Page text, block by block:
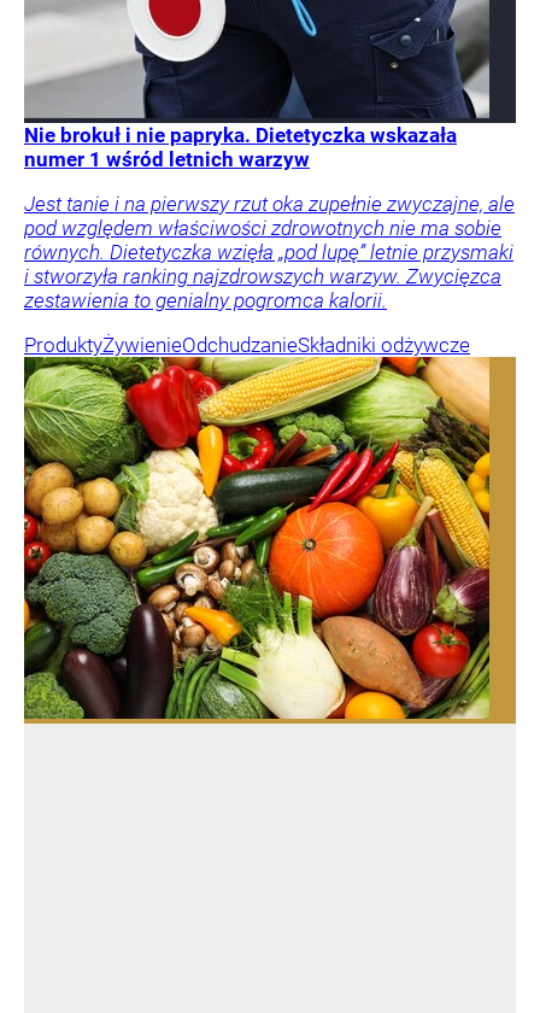
Nie brokuł i nie papryka. Dietetyczka wskazała
numer 1 wśród letnich warzyw
Jest tanie i na pierwszy rzut oka zupełnie zwyczajne, ale
pod względem właściwości zdrowotnych nie ma sobie
równych. Dietetyczka wzięła „pod lupę” letnie przysmaki
i stworzyła ranking najzdrowszych warzyw. Zwycięzca
zestawienia to genialny pogromca kalorii.
ProduktyŻywienieOdchudzanieSkładniki odżywcze